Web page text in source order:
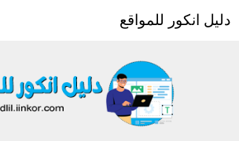
موقع انكور
انكور للمواقع